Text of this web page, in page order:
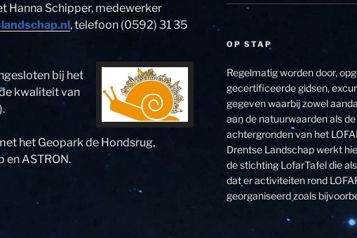
Hanna Schipper, medewerker
, telefoon (0592) 31 35
bij het
kwaliteit van
het Geopark de Hondsrug,
en ASTRON.
OP STAP
Regelmatig worden door,
gecertificeerde gidsen,
gegeven waarbij zowel
aan de natuurwaarden als
achtergronden van het
Drentse Landschap werkt
de stichting LofarTafel die
dat er activiteiten rond
georganiseerd zoals